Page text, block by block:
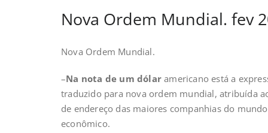
Nova Ordem Mundial. fev
Nova Ordem Mundial.
–Na nota de um dólar americano está a
traduzido para nova ordem mundial, atribuída
de endereço das maiores companhias do
econômico.